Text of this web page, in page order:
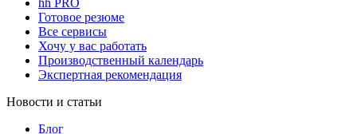
Готовое резюме
Все сервисы
Хочу у вас работать
Производственный календарь
Экспертная рекомендация
Новости и статьи
Блог